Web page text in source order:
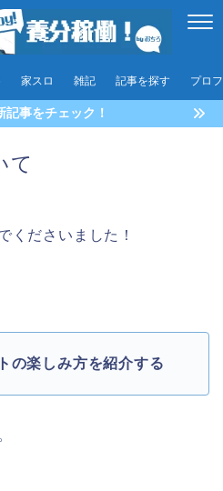
家スロ 雑記 記事を探す プロ
記事をチェック！
て
くださいました！
の楽しみ方を紹介する